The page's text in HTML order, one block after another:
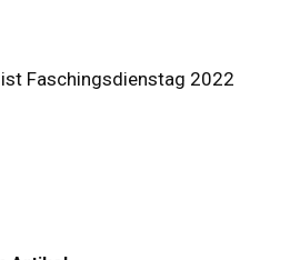
ist Faschingsdienstag 2022